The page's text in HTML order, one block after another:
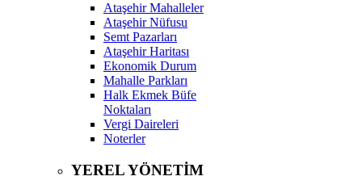
Ataşehir Mahalleler
Ataşehir Nüfusu
Semt Pazarları
Ataşehir Haritası
Ekonomik Durum
Mahalle Parkları
Halk Ekmek Büfe
Noktaları
Vergi Daireleri
Noterler
YEREL YÖNETİM